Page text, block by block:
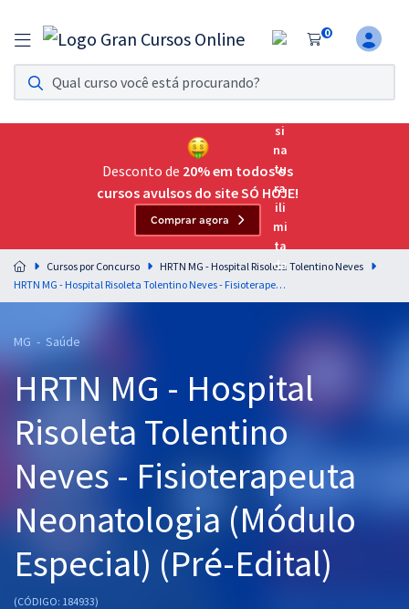
0
Assinatura Ilimitada 11
Acesso a todos os cursos. Teste grátis por 7 dias!
Assinatura OAB Até Passar
Acesso ilimitado a toda preparação para o Exame da
Residências Multiprofissionais
Preparação completa e intensiva para as principais
residências em saúde do Brasil
Cursos 20% OFF
Pós
Graduação
OAB
Questões grátis
Desconto de 20% em todos os
cursos avulsos do site SÓ HOJE!
Comprar agora
Cursos por Concurso
HRTN MG - Hospital Risoleta Tolentino Neves
HRTN MG - Hospital Risoleta Tolentino Neves - Fisioterapeuta Neonatologia (Módulo Especial) (Pré-Edital)
MG - Saúde
HRTN MG - Hospital
Risoleta Tolentino
Neves - Fisioterapeuta
Neonatologia (Módulo
Especial) (Pré-Edital)
(CÓDIGO: 184933)